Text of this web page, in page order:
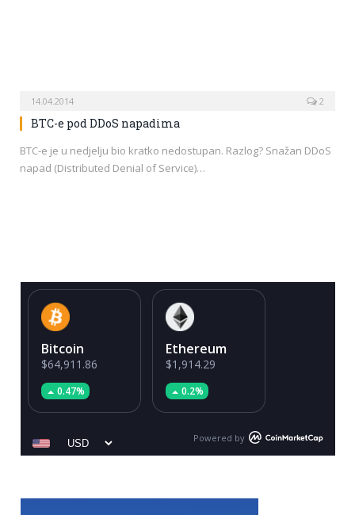
14.04.2014 2
BTC-e pod DDoS napadima
BTC-e je u nedjelju bio kratko nedostupan. Razlog? Snažan DDoS
napad (Distributed Denial of Service)…
Bitcoin
$64,911.86
0.47%
Ethereum
$1,914.29
0.2%
Powered by